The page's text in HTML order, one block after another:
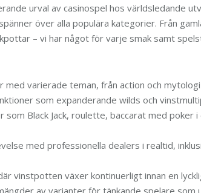
urval av casinospel hos världsledande
över alla populära kategorier. Från
– vi har något för varje smak samt
med varierade teman, från action och
som expanderande wilds och
som Black Jack, roulette, baccarat med poker
med professionella dealers i realtid,
vinstpotten växer kontinuerligt innan en
av varianter för tänkande spelare som